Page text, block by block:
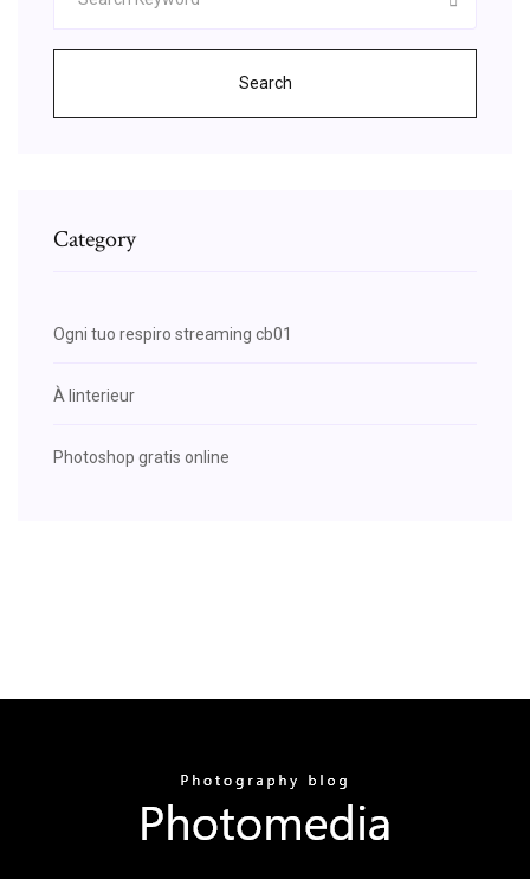
Search
Category
Ogni tuo respiro streaming cb01
À linterieur
Photoshop gratis online